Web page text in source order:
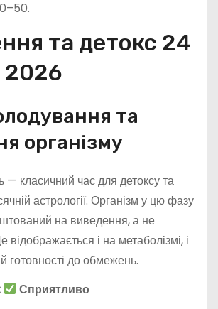
та детокс 24
2026
та
організму
— класичний час для детоксу та
астрології. Організм у цю фазу
на виведення, а не
відображається і на метаболізмі, і
готовності до обмежень.
Сприятливо